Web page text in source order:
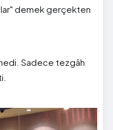
demek gerçekten
Sadece tezgâh